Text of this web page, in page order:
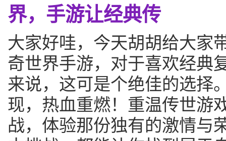
界，手游让经典传
大家好哇，今天胡胡给大家
奇世界手游，对于喜欢经典
来说，这可是个绝佳的选择
现，热血重燃！重温传世游
战，体验那份独有的激情与